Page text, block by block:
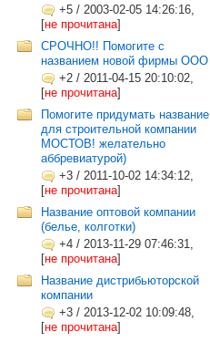
+5 / 2003-02-05 14:26:16,
[не прочитана]
СРОЧНО!! Помогите с
названием новой фирмы ООО
+2 / 2011-04-15 20:10:02,
[не прочитана]
Помогите придумать название
для строительной компании
МОСТОВ! желательно
аббревиатурой)
+3 / 2011-10-02 14:34:12,
[не прочитана]
Название оптовой компании
(белье, колготки)
+4 / 2013-11-29 07:46:31,
[не прочитана]
Название дистрибьюторской
компании
+3 / 2013-12-02 10:09:48,
[не прочитана]